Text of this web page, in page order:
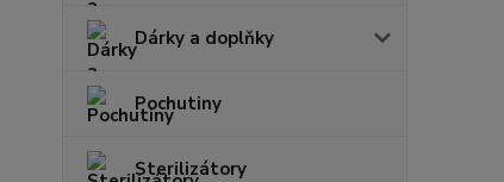
Dárky a doplňky
Pochutiny
Sterilizátory